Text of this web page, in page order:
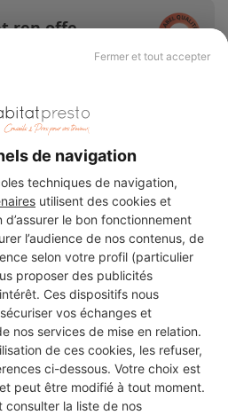
Fermer et tout accepter
de navigation
techniques de navigation,
utilisent des cookies et
le bon fonctionnement
l’audience de nos contenus, de
selon votre profil (particulier
proposer des publicités
Ces dispositifs nous
vos échanges et
nos services de mise en relation.
de ces cookies, les refuser,
ci-dessous. Votre choix est
peut être modifié à tout moment.
consulter la liste de nos
ren offe
sa fiche